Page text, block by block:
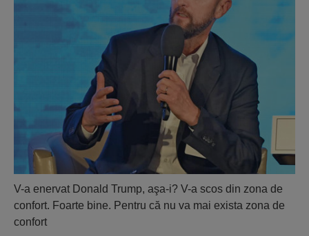
V-a enervat Donald Trump, aşa-i? V-a scos din zona de
confort. Foarte bine. Pentru că nu va mai exista zona de
confort